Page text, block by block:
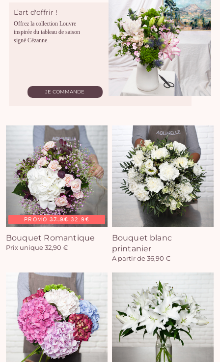
L’art d'offrir !
Offrez la collection Louvre
inspirée du tableau de saison
signé Cézanne.
JE COMMANDE
PROMO 37.9€32.9€
Bouquet Romantique
Prix unique 32,90 €
Bouquet blanc
printanier
A partir de 36,90 €